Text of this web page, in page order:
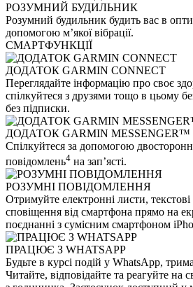
РОЗУМНИЙ БУДИЛЬНИК
Розумний будильник будить вас в
допомогою м’якої вібрації.
СМАРТФУНКЦІЇ
ДОДАТОК GARMIN CONNECT
Переглядайте інформацію про своє
спілкуйтеся з друзями тощо в цьому
без підписки.
ДОДАТОК GARMIN MESSENGER™
Спілкуйтеся за допомогою
повідомлень4 на зап’ясті.
РОЗУМНІ ПОВІДОМЛЕННЯ
Отримуйте електронні листи,
сповіщення від смартфона прямо на
поєднанні з сумісним смартфоном
ПРАЦЮЄ З WHATSAPP
Будьте в курсі подій у WhatsApp,
Читайте, відповідайте та реагуйте на